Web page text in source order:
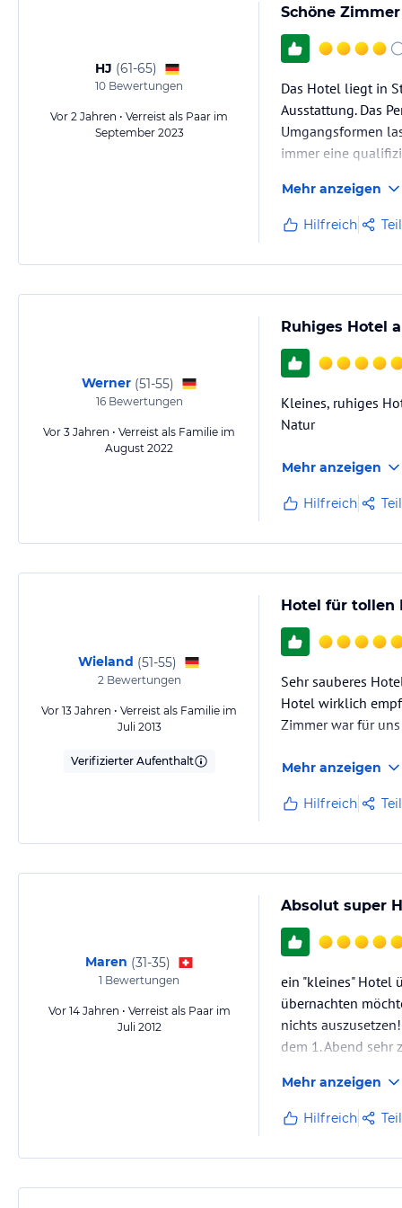
HJ (61-65)
10 Bewertungen
Vor 2 Jahren • Verreist als Paar im
September 2023
Schöne
Das Hotel liegt in
Ausstattung. Das
Umgangsformen
immer eine
Mehr anzeigen
Hilfreich
Werner (51-55)
16Bewertungen
Vor 3 Jahren • Verreist als Familie im
August 2022
Ruhiges Hotel
Kleines, ruhiges
Natur
Mehr anzeigen
Hilfreich
Wieland (51-55)
2Bewertungen
Vor 13 Jahren • Verreist als Familie im
Juli 2013
Verifizierter Aufenthalt
Hotel für tollen
Sehr sauberes
Hotel wirklich
Zimmer war für
Mehr anzeigen
Hilfreich
Maren (31-35)
1 Bewertungen
Vor 14 Jahren • Verreist als Paar im
Juli 2012
Absolut super
ein "kleines" Hotel
übernachten
nichts
dem 1. Abend
Mehr anzeigen
Hilfreich